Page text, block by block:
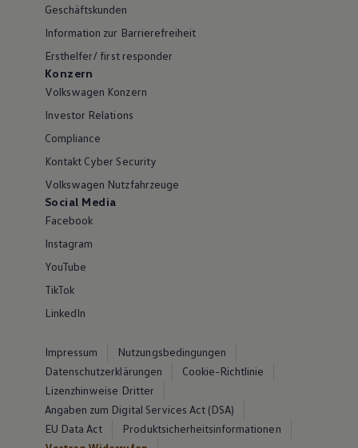
Geschäftskunden
Information zur Barrierefreiheit
Ersthelfer/ first responder
Konzern
Volkswagen Konzern
Investor Relations
Compliance
Kontakt Cyber Security
Volkswagen Nutzfahrzeuge
Social Media
Facebook
Instagram
YouTube
TikTok
LinkedIn
Impressum
Nutzungsbedingungen
Datenschutzerklärungen
Cookie-Richtlinie
Lizenzhinweise Dritter
Angaben zum Digital Services Act (DSA)
EU Data Act
Produktsicherheitsinformationen